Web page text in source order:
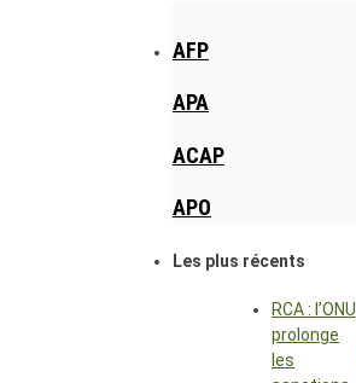
AFP
APA
ACAP
APO
Les plus récents
RCA : l’ONU
prolonge
les